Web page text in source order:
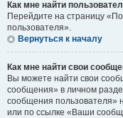
Как мне найти
Перейдите на страницу
пользователя».
Вернуться к началу
Как мне найти свои
Вы можете найти свои
сообщения» в личном
сообщения пользователя»
или по ссылке «Ваши